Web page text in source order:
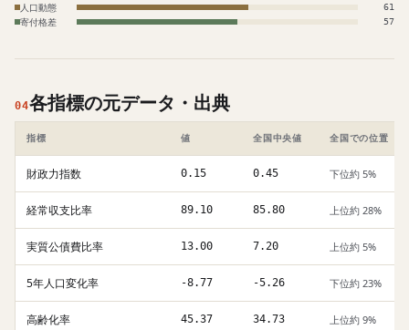
人口動態 61
寄付格差 57
04各指標の元データ・出典
指標 値 全国中央値 全国での位置
財政力指数 0.15 0.45 下位約 5%
経常収支比率 89.10 85.80 上位約 28%
実質公債費比率 13.00 7.20 上位約 5%
5年人口変化率 -8.77 -5.26 下位約 23%
高齢化率 45.37 34.73 上位約 9%